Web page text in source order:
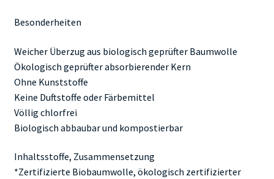
Besonderheiten
Weicher Überzug aus biologisch geprüfter Baumwolle
Ökologisch geprüfter absorbierender Kern
Ohne Kunststoffe
Keine Duftstoffe oder Färbemittel
Völlig chlorfrei
Biologisch abbaubar und kompostierbar
Inhaltsstoffe, Zusammensetzung
*Zertifizierte Biobaumwolle, ökologisch zertifizierter